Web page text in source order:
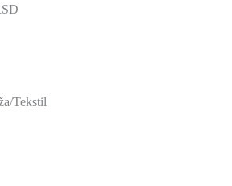
Tekstil